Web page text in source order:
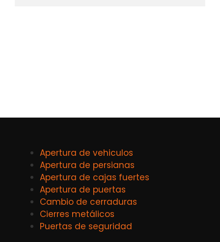
Apertura de vehiculos
Apertura de persianas
Apertura de cajas fuertes
Apertura de puertas
Cambio de cerraduras
Cierres metálicos
Puertas de seguridad